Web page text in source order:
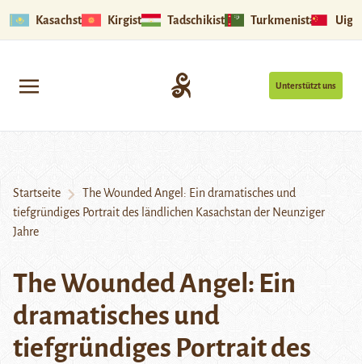
Kasachstan Kirgistan Tadschikistan Turkmenistan
Unterstützt uns
Startseite
The Wounded Angel: Ein dramatisches und
tiefgründiges Portrait des ländlichen Kasachstan der Neunziger
Jahre
The Wounded Angel: Ein
dramatisches und
tiefgründiges Portrait des